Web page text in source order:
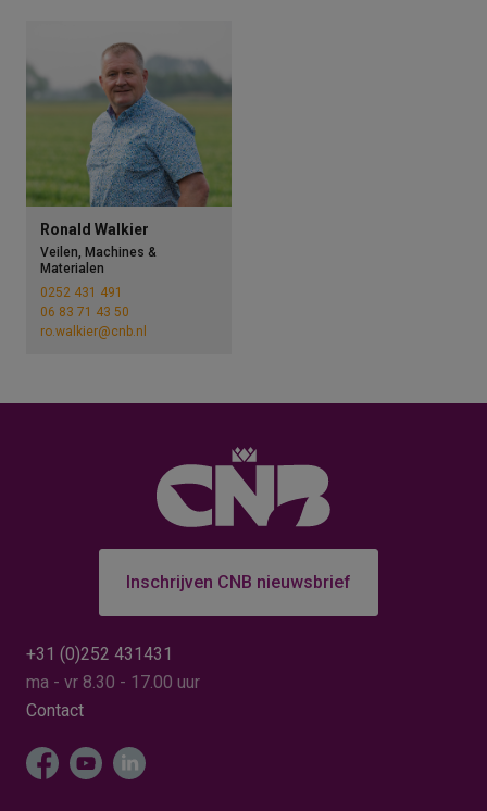
Ronald Walkier
Veilen, Machines &
Materialen
0252 431 491
06 83 71 43 50
ro.walkier@cnb.nl
Inschrijven CNB nieuwsbrief
+31 (0)252 431431
ma - vr 8.30 - 17.00 uur
Contact